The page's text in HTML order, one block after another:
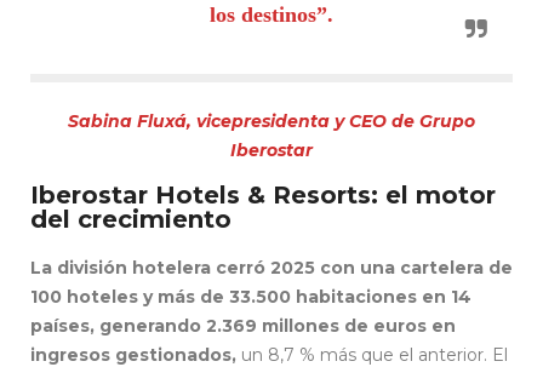
los destinos”.
Sabina Fluxá, vicepresidenta y CEO de Grupo
Iberostar
Iberostar Hotels & Resorts: el motor
del crecimiento
La división hotelera cerró 2025 con una cartelera de
100 hoteles y más de 33.500 habitaciones en 14
países, generando 2.369 millones de euros en
ingresos gestionados, un 8,7 % más que el anterior. El